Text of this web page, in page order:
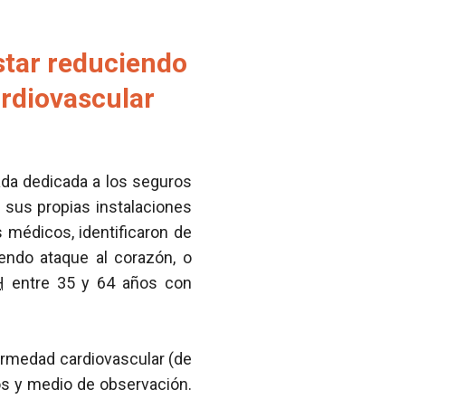
reduciendo
dedicada a los seguros
propias instalaciones
médicos, identificaron de
ataque al corazón, o
entre 35 y 64 años con
cardiovascular (de
y medio de observación.